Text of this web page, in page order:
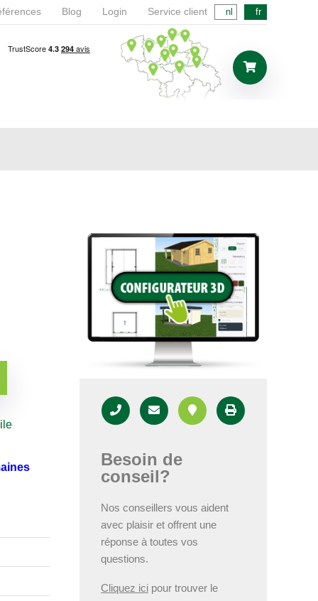
Blog Login Service client nl fr
Besoin de
conseil?
Nos conseillers vous aident
avec plaisir et offrent une
réponse à toutes vos
questions.
Cliquez ici pour trouver le